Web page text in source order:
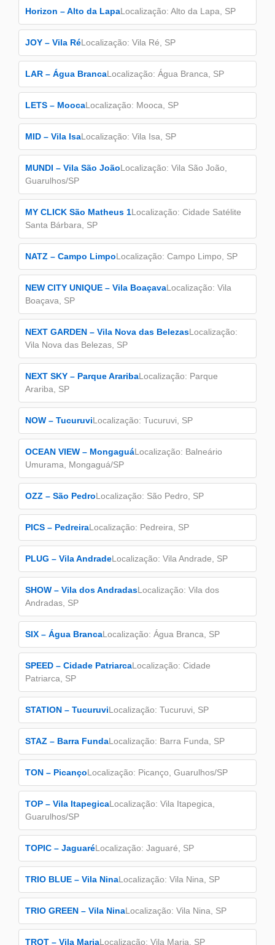
Horizon – Alto da LapaLocalização: Alto da Lapa, SP
JOY – Vila RéLocalização: Vila Ré, SP
LAR – Água BrancaLocalização: Água Branca, SP
LETS – MoocaLocalização: Mooca, SP
MID – Vila IsaLocalização: Vila Isa, SP
MUNDI – Vila São JoãoLocalização: Vila São João,
Guarulhos/SP
MY CLICK São Matheus 1Localização: Cidade Satélite
Santa Bárbara, SP
NATZ – Campo LimpoLocalização: Campo Limpo, SP
NEW CITY UNIQUE – Vila BoaçavaLocalização: Vila
Boaçava, SP
NEXT GARDEN – Vila Nova das BelezasLocalização:
Vila Nova das Belezas, SP
NEXT SKY – Parque AraribaLocalização: Parque
Arariba, SP
NOW – TucuruviLocalização: Tucuruvi, SP
OCEAN VIEW – MongaguáLocalização: Balneário
Umurama, Mongaguá/SP
OZZ – São PedroLocalização: São Pedro, SP
PICS – PedreiraLocalização: Pedreira, SP
PLUG – Vila AndradeLocalização: Vila Andrade, SP
SHOW – Vila dos AndradasLocalização: Vila dos
Andradas, SP
SIX – Água BrancaLocalização: Água Branca, SP
SPEED – Cidade PatriarcaLocalização: Cidade
Patriarca, SP
STATION – TucuruviLocalização: Tucuruvi, SP
STAZ – Barra FundaLocalização: Barra Funda, SP
TON – PicançoLocalização: Picanço, Guarulhos/SP
TOP – Vila ItapegicaLocalização: Vila Itapegica,
Guarulhos/SP
TOPIC – JaguaréLocalização: Jaguaré, SP
TRIO BLUE – Vila NinaLocalização: Vila Nina, SP
TRIO GREEN – Vila NinaLocalização: Vila Nina, SP
TROT – Vila MariaLocalização: Vila Maria, SP